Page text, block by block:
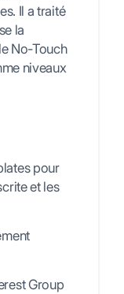
Il a traité
la
No-Touch
niveaux
pour
et les
Group